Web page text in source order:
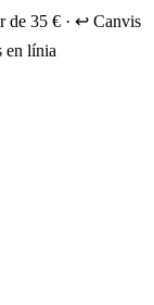
de 35 € · ↩️ Canvis
en línia